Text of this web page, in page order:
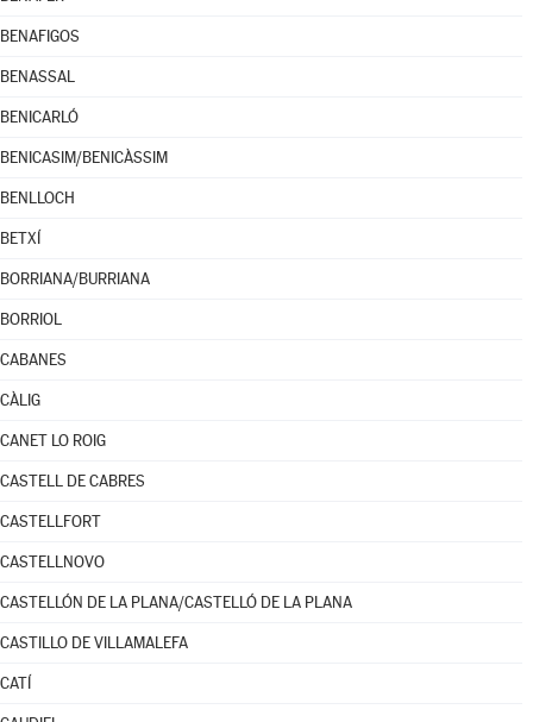
BENAFIGOS
BENASSAL
BENICARLÓ
BENICASIM/BENICÀSSIM
BENLLOCH
BETXÍ
BORRIANA/BURRIANA
BORRIOL
CABANES
CÀLIG
CANET LO ROIG
CASTELL DE CABRES
CASTELLFORT
CASTELLNOVO
CASTELLÓN DE LA PLANA/CASTELLÓ DE LA PLANA
CASTILLO DE VILLAMALEFA
CATÍ